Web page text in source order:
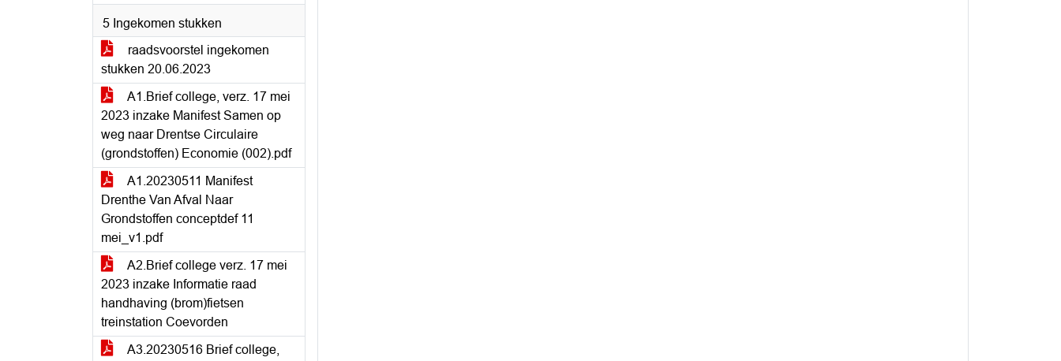
5 Ingekomen stukken
raadsvoorstel ingekomen
stukken 20.06.2023
A1.Brief college, verz. 17 mei
2023 inzake Manifest Samen op
weg naar Drentse Circulaire
(grondstoffen) Economie (002).pdf
A1.20230511 Manifest
Drenthe Van Afval Naar
Grondstoffen conceptdef 11
mei_v1.pdf
A2.Brief college verz. 17 mei
2023 inzake Informatie raad
handhaving (brom)fietsen
treinstation Coevorden
A3.20230516 Brief college,